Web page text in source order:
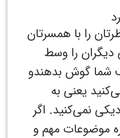
را با همسرتان
را وسط
شما گوش بدهندو
یعنی به
نمی‌کنید. اگر
موضوعات مهم و